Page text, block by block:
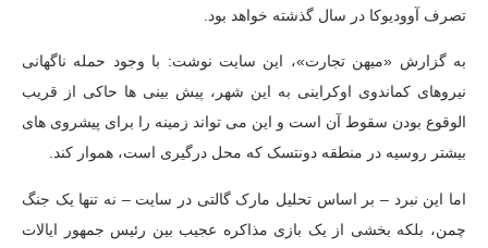
تصرف آوودیوکا در سال گذشته خواهد بود.
به گزارش «میهن تجارت»، این سایت نوشت: با وجود حمله ناگهانی
نیروهای کماندوی اوکراینی به این شهر، پیش بینی ها حاکی از قریب
الوقوع بودن سقوط آن است و این می تواند زمینه را برای پیشروی های
بیشتر روسیه در منطقه دونتسک که محل درگیری است، هموار کند.
اما این نبرد – بر اساس تحلیل مارک گالتی در سایت – نه تنها یک جنگ
چمن، بلکه بخشی از یک بازی مذاکره عجیب بین رئیس جمهور ایالات